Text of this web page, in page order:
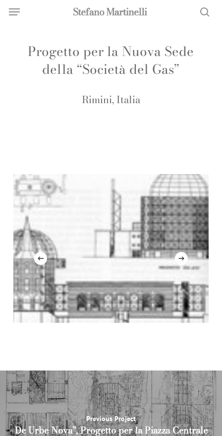
SkipMenu
2
of
8
Progetto per la Nuova Sede
della “Società del Gas”
Rimini, Italia
Previous Project
De Urbe Nova”, Progetto per la Piazza Centrale
Menu